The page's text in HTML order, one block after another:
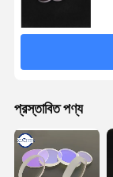
প্রস্তাবিত পণ্য